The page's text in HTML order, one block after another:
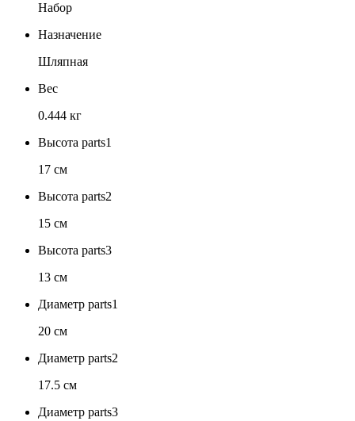
Набор
Назначение
Шляпная
Вес
0.444 кг
Высота parts1
17 см
Высота parts2
15 см
Высота parts3
13 см
Диаметр parts1
20 см
Диаметр parts2
17.5 см
Диаметр parts3